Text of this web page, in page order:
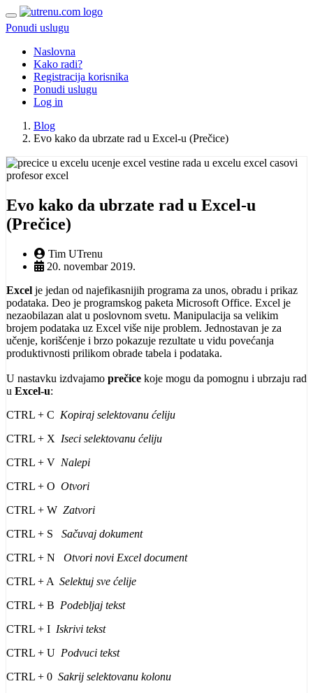
Ponudi uslugu
Naslovna
Kako radi?
Registracija korisnika
Ponudi uslugu
Log in
Blog
Evo kako da ubrzate rad u Excel-u (Prečice)
Evo kako da ubrzate rad u Excel-u
(Prečice)
Tim UTrenu
20. novembar 2019.
Excel je jedan od najefikasnijih programa za unos, obradu i prikaz
podataka. Deo je programskog paketa Microsoft Office. Excel je
nezaobilazan alat u poslovnom svetu. Manipulacija sa velikim
brojem podataka uz Excel više nije problem. Jednostavan je za
učenje, korišćenje i brzo pokazuje rezultate u vidu povećanja
produktivnosti prilikom obrade tabela i podataka.
U nastavku izdvajamo prečice koje mogu da pomognu i ubrzaju rad
u Excel-u:
CTRL + C Kopiraj selektovanu ćeliju
CTRL + X Iseci selektovanu ćeliju
CTRL + V Nalepi
CTRL + O Otvori
CTRL + W Zatvori
CTRL + S Sačuvaj dokument
CTRL + N Otvori novi Excel document
CTRL + A Selektuj sve ćelije
CTRL + B Podebljaj tekst
CTRL + I Iskrivi tekst
CTRL + U Podvuci tekst
CTRL + 0 Sakrij selektovanu kolonu